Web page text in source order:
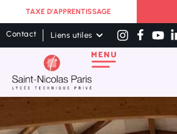
TAXE D'APPRENTISSAGE
Contact Liens utiles